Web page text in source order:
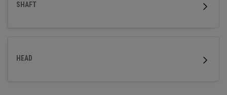
SHAFT
HEAD